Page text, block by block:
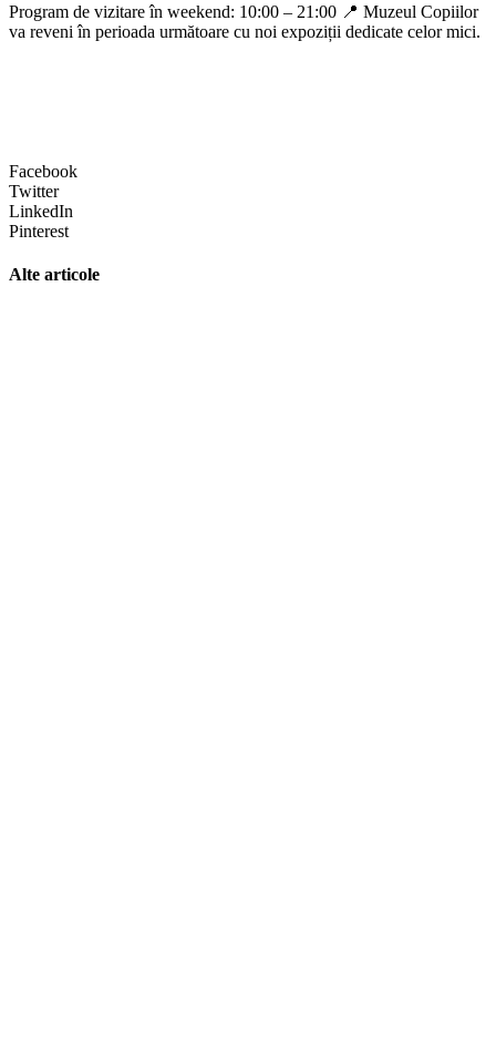
Program de vizitare în weekend: 10:00 – 21:00 📍 Muzeul Copiilor
va reveni în perioada următoare cu noi expoziții dedicate celor mici.
Facebook
Twitter
LinkedIn
Pinterest
Alte articole